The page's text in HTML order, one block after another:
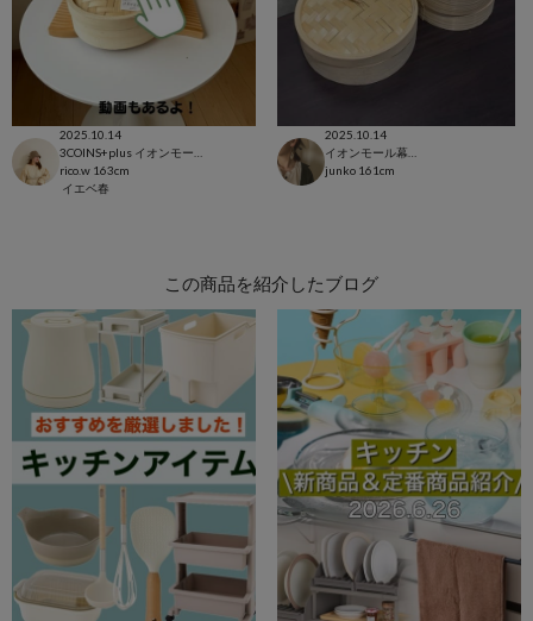
2025.10.14
rico.w 163cm
イエベ春
2025.10.14
junko 161cm
この商品を紹介したブログ